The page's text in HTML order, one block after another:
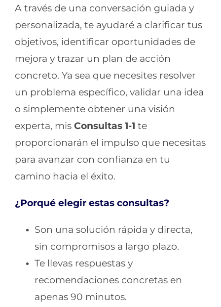
A través de una conversación guiada y
personalizada, te ayudaré a clarificar tus
objetivos, identificar oportunidades de
mejora y trazar un plan de acción
concreto. Ya sea que necesites resolver
un problema específico, validar una idea
o simplemente obtener una visión
experta, mis Consultas 1-1 te
proporcionarán el impulso que necesitas
para avanzar con confianza en tu
camino hacia el éxito.
¿Porqué elegir estas consultas?
Son una solución rápida y directa,
sin compromisos a largo plazo.
Te llevas respuestas y
recomendaciones concretas en
apenas 90 minutos.